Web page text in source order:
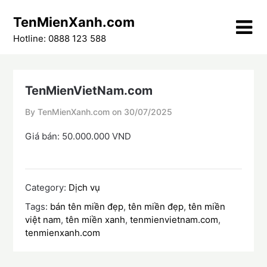
content
TenMienXanh.com
Hotline: 0888 123 588
TenMienVietNam.com
By TenMienXanh.com on 30/07/2025
Giá bán: 50.000.000 VND
Category: Dịch vụ
Tags: bán tên miền đẹp,tên miền đẹp,tên miền
việt nam,tên miền xanh,tenmienvietnam.com,
tenmienxanh.com